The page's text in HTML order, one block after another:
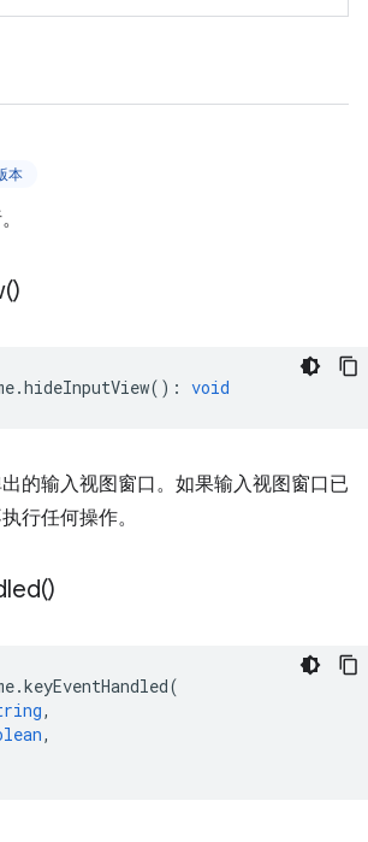
本
)
.hideInputView() : void
的输入视图窗口。如果输入视图窗口已
行任何操作。
)
.keyEventHandled(
,
,